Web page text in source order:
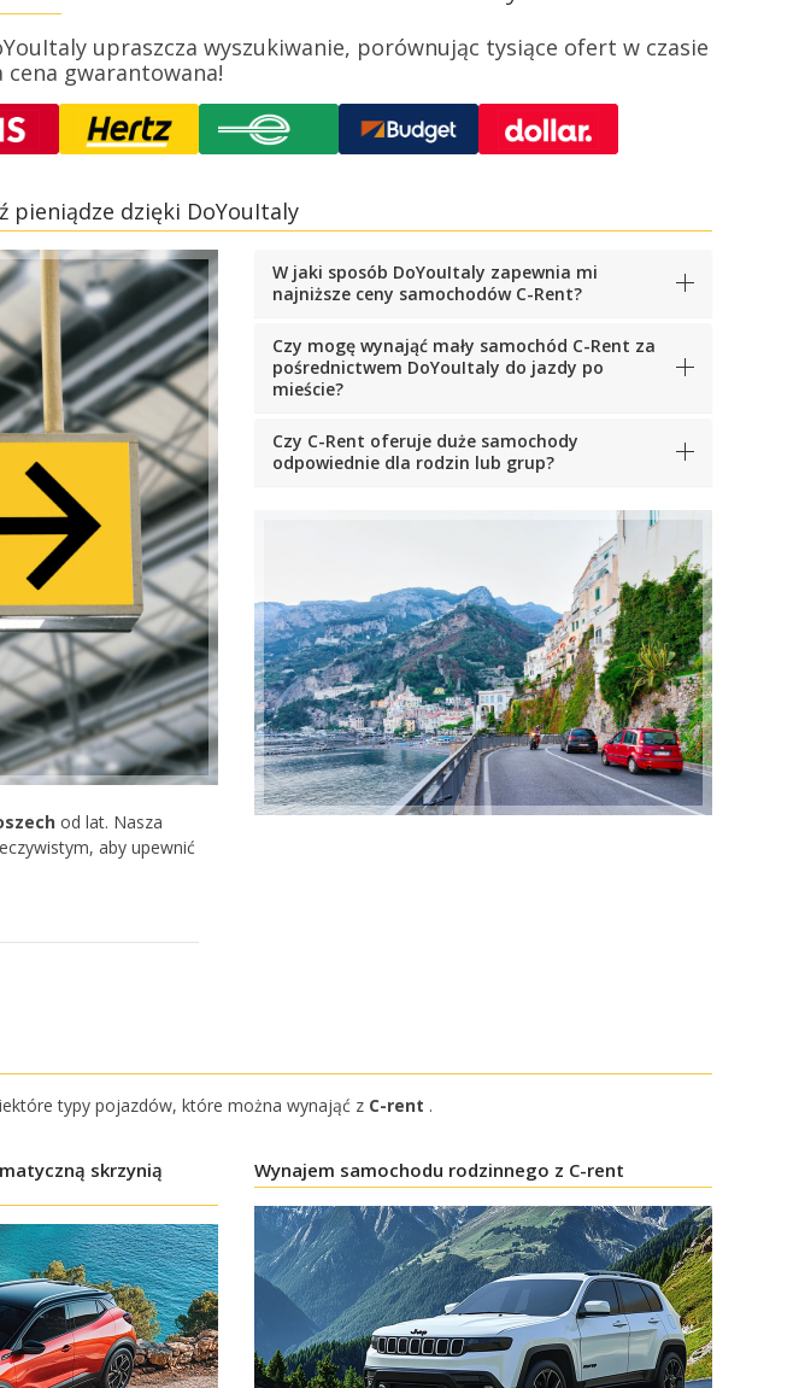
upraszcza wyszukiwanie, porównując tysiące ofert w czasie
cena gwarantowana!
pieniądze dzięki DoYouItaly
od lat. Nasza
aby upewnić
W jaki sposób DoYouItaly zapewnia mi
najniższe ceny samochodów C-Rent?
Czy mogę wynająć mały samochód C-Rent za
pośrednictwem DoYouItaly do jazdy po
mieście?
Czy C-Rent oferuje duże samochody
odpowiednie dla rodzin lub grup?
typy pojazdów, które można wynająć z C-rent .
skrzynią Wynajem samochodu rodzinnego z C-rent